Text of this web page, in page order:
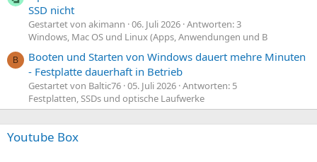
SSD nicht
Gestartet von akimann 06. Juli 2026 Antworten: 3
Windows, Mac OS und Linux (Apps, Anwendungen und B
B
Booten und Starten von Windows dauert mehre Minuten
- Festplatte dauerhaft in Betrieb
Gestartet von Baltic76 05. Juli 2026 Antworten: 5
Festplatten, SSDs und optische Laufwerke
Youtube Box